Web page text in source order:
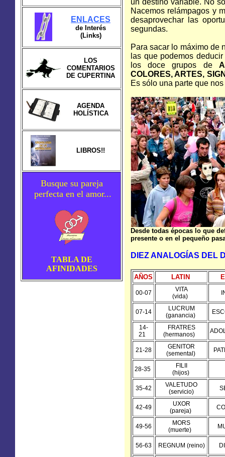
ENLACES
de Interés
(Links)
LOS
COMENTARIOS
DE CUPERTINA
AGENDA
HOLÍSTICA
LIBROS!!
Busque su pareja
perfecta en el amor...
TABLA DE
AFINIDADES
un destino variable. No
Nacemos relámpagos y
desaprovechar las
segundas.
Para sacar lo máximo de
las que podemos
los doce grupos de
COLORES, ARTES,
Es sólo una parte que
Desde todas épocas lo que
presente o en el pequeño
DIEZ ANALOGÍAS DEL
AÑOS LATIN
00-07
VITA
(vida)
07-14
LUCRUM
(ganancia)
14-
21
FRATRES
(hermanos)
21-28
GENITOR
(semental)
28-35
FILII
(hijos)
35-42
VALETUDO
(servicio)
42-49
UXOR
(pareja)
49-56
MORS
(muerte)
56-63 REGNUM (reino)